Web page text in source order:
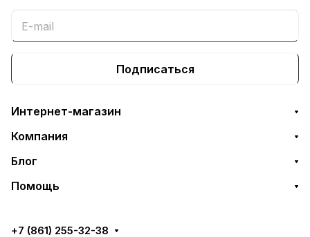
Подписаться
Интернет-магазин
Компания
Блог
Помощь
+7 (861) 255-32-38